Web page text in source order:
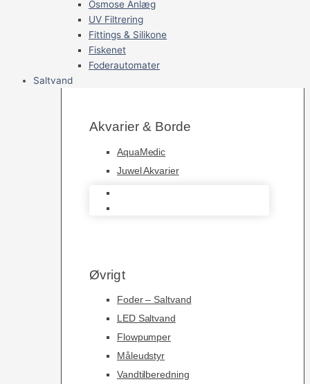
Osmose Anlæg
UV Filtrering
Fittings & Silikone
Fiskenet
Foderautomater
Saltvand
Akvarier & Borde
AquaMedic
Juwel Akvarier
Øvrigt
Foder – Saltvand
LED Saltvand
Flowpumper
Måleudstyr
Vandtilberedning